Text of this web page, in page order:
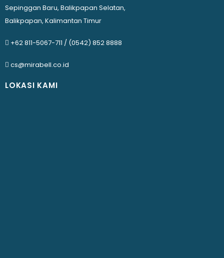
Sepinggan Baru, Balikpapan Selatan,
Balikpapan, Kalimantan Timur
+62 811-5067-711 / (0542) 852 8888
cs@mirabell.co.id
LOKASI KAMI